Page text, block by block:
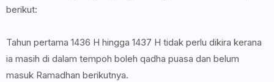
berikut:
Tahun pertama 1436 H hingga 1437 H tidak perlu dikira kerana
ia masih di dalam tempoh boleh qadha puasa dan belum
masuk Ramadhan berikutnya.